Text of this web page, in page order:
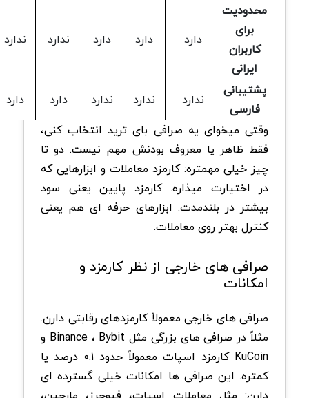
محدودیت
برای
کاربران
ایرانی
دارد دارد دارد ندارد ندارد
پشتیبانی
فارسی
ندارد ندارد ندارد دارد
دارد
وقتی میخوای یه صرافی بای ترید انتخاب کنی،
فقط ظاهر یا معروف بودنش مهم نیست. دو تا
چیز خیلی مهمتره: کارمزد معاملات و ابزارهایی که
در اختیارت میذاره. کارمزد پایین یعنی سود
بیشتر در بلندمدت. ابزارهای حرفه ای هم یعنی
کنترل بهتر روی معاملات.
صرافی های خارجی از نظر کارمزد و
امکانات
صرافی های خارجی معمولاً کارمزدهای رقابتی دارن.
مثلاً در صرافی های بزرگی مثل Binance ، Bybit و
KuCoin کارمزد اسپات معمولاً حدود ۰.۱ درصد یا
کمتره. این صرافی ها امکانات خیلی گسترده ای